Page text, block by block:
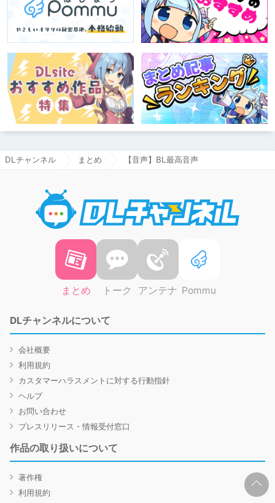
DLチャンネル まとめ 【音声】BL最高音声
まとめ トーク アンテナ Pommu
DLチャンネルについて
会社概要
利用規約
カスタマーハラスメントに対する行動指針
ヘルプ
お問い合わせ
プレスリリース・情報受付窓口
作品の取り扱いについて
著作権
利用規約